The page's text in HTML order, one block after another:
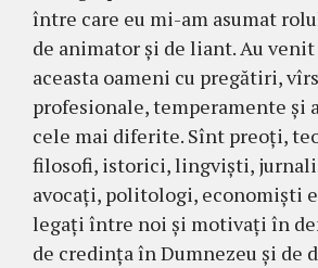
între care eu mi-am asumat
de animator şi de liant. Au
aceasta oameni cu pregătiri,
profesionale, temperamente şi
cele mai diferite. Sînt preoţi,
filosofi, istorici, lingvişti,
avocaţi, politologi, economişti
legaţi între noi şi motivaţi în
de credinţa în Dumnezeu şi de